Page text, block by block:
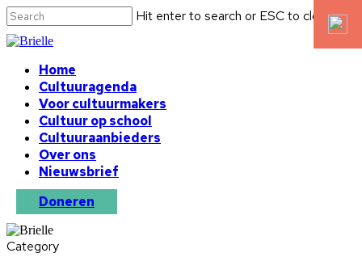
Hit enter to search or ESC to close
Home
Cultuuragenda
Voor cultuurmakers
Cultuur op school
Cultuuraanbieders
Over ons
Nieuwsbrief
Doneren
Category